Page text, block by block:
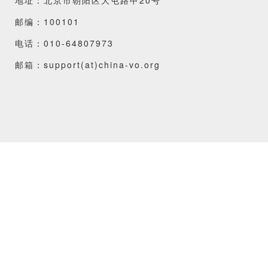
邮编：100101
电话：010-64807973
邮箱：support(at)china-vo.org